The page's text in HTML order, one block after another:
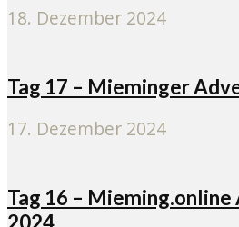
18. Dezember 2024
Tag 17 – Mieminger
17. Dezember 2024
Tag 16 –